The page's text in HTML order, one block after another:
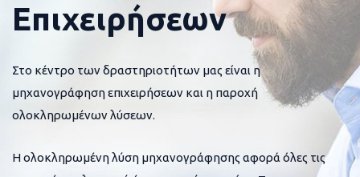
Επιχειρήσεων
Στο κέντρο των δραστηριοτήτων μας είναι η
μηχανογράφηση επιχειρήσεων και η παροχή
ολοκληρωμένων λύσεων.
Η ολοκληρωμένη λύση μηχανογράφησης αφορά όλες τις